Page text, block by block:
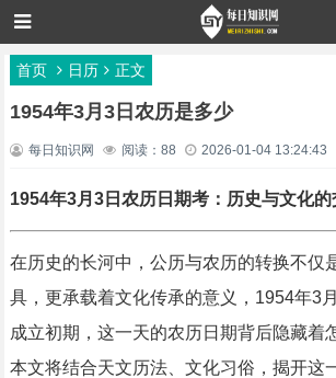
首页 日历 正文
1954年3月3日农历是多少
每日知识网 阅读：88 2026-01-04 13:24:43
1954年3月3日农历日期考：历史与文化的
在历史的长河中，公历与农历的转换不仅
具，更承载着文化传承的意义，1954年3
成立初期，这一天的农历日期背后隐藏着
本文将结合天文历法、文化习俗，揭开这